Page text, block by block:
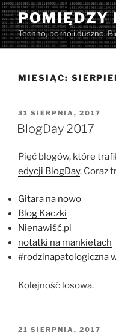
Przejdź
do
treści
POMIĘDZY
Techno, porno i duszno.
MIESIĄC:
OPUBLIKOWANE
W
31 SIERPNIA, 2017
BlogDay 2017
Pięć blogów, które
edycji BlogDay. Coraz
Gitara na nowo
Blog Kaczki
Nienawiść.pl
notatki na mankietach
#rodzinapatologiczna
Kolejność losowa.
OPUBLIKOWANE
21 SIERPNIA, 2017